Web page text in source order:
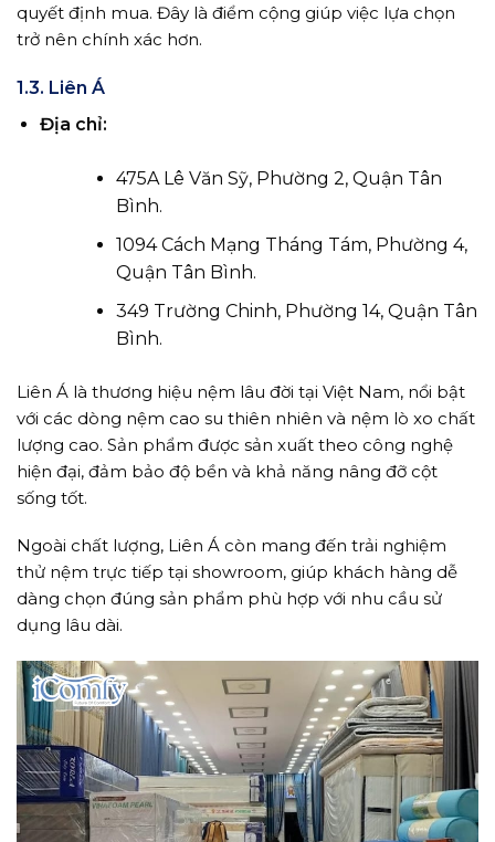
quyết định mua. Đây là điểm cộng giúp việc lựa chọn
trở nên chính xác hơn.
1.3. Liên Á
Địa chỉ:
475A Lê Văn Sỹ, Phường 2, Quận Tân
Bình.
1094 Cách Mạng Tháng Tám, Phường 4,
Quận Tân Bình.
349 Trường Chinh, Phường 14, Quận Tân
Bình.
Liên Á là thương hiệu nệm lâu đời tại Việt Nam, nổi bật
với các dòng nệm cao su thiên nhiên và nệm lò xo chất
lượng cao. Sản phẩm được sản xuất theo công nghệ
hiện đại, đảm bảo độ bền và khả năng nâng đỡ cột
sống tốt.
Ngoài chất lượng, Liên Á còn mang đến trải nghiệm
thử nệm trực tiếp tại showroom, giúp khách hàng dễ
dàng chọn đúng sản phẩm phù hợp với nhu cầu sử
dụng lâu dài.